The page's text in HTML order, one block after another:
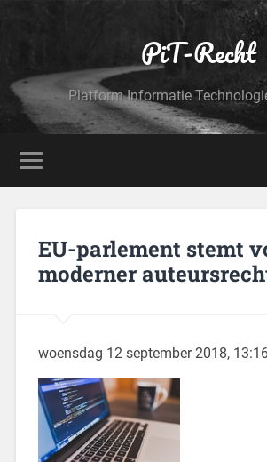
PiT-Recht
Platform Informatie
EU-parlement stemt
moderner
woensdag 12 september 2018,